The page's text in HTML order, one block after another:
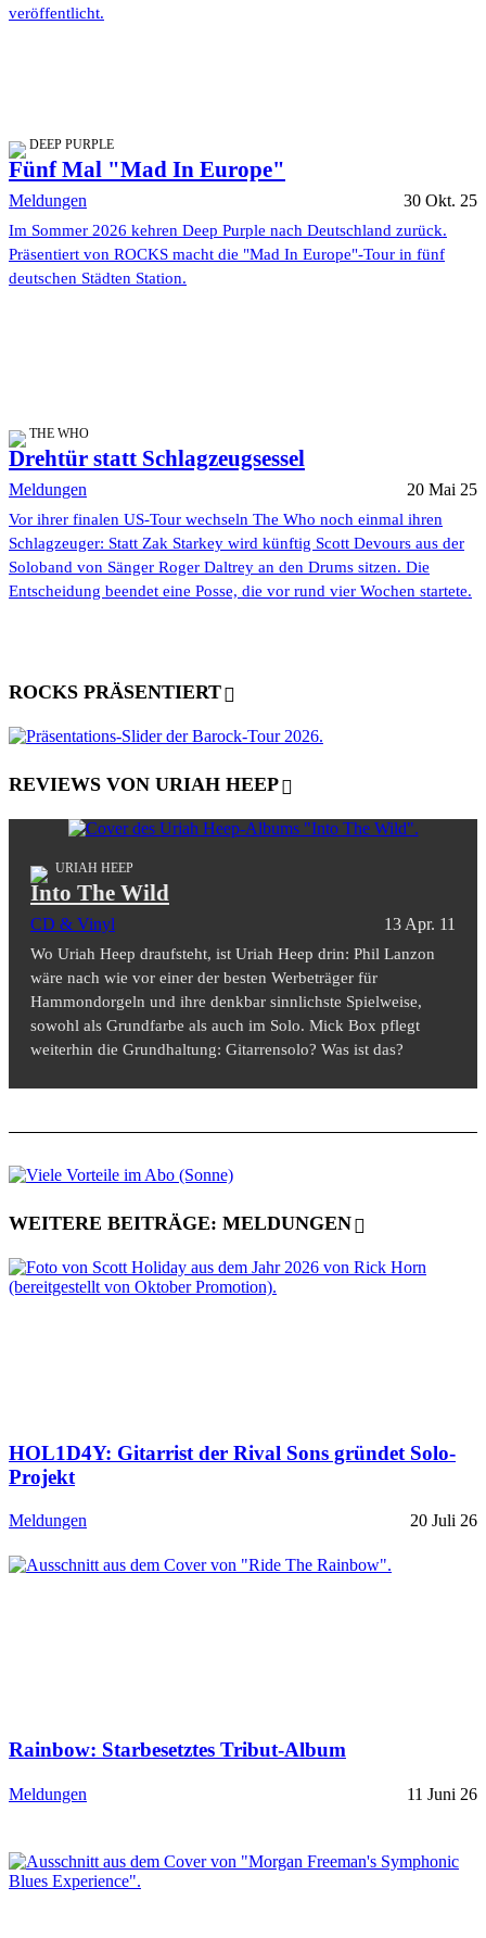
veröffentlicht.
DEEP PURPLE
Fünf Mal "Mad In Europe"
Meldungen 30 Okt. 25
Im Sommer 2026 kehren Deep Purple nach Deutschland zurück.
Präsentiert von ROCKS macht die "Mad In Europe"-Tour in fünf
deutschen Städten Station.
THE WHO
Drehtür statt Schlagzeugsessel
Meldungen 20 Mai 25
Vor ihrer finalen US-Tour wechseln The Who noch einmal ihren
Schlagzeuger: Statt Zak Starkey wird künftig Scott Devours aus der
Soloband von Sänger Roger Daltrey an den Drums sitzen. Die
Entscheidung beendet eine Posse, die vor rund vier Wochen startete.
ROCKS PRÄSENTIERT
REVIEWS VON URIAH HEEP
URIAH HEEP
Into The Wild
CD & Vinyl 13 Apr. 11
Wo Uriah Heep draufsteht, ist Uriah Heep drin: Phil Lanzon
wäre nach wie vor einer der besten Werbeträger für
Hammondorgeln und ihre denkbar sinnlichste Spielweise,
sowohl als Grundfarbe als auch im Solo. Mick Box pflegt
weiterhin die Grundhaltung: Gitarrensolo? Was ist das?
WEITERE BEITRÄGE: MELDUNGEN
HOL1D4Y: Gitarrist der Rival Sons gründet Solo-
Projekt
Meldungen 20 Juli 26
Rainbow: Starbesetztes Tribut-Album
Meldungen 11 Juni 26